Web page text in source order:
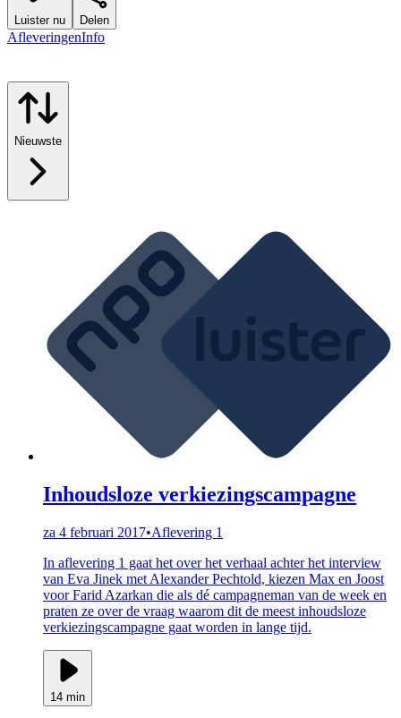
Luister nu Delen
AfleveringenInfo
Nieuwste
Inhoudsloze verkiezingscampagne
za 4 februari 2017•Aflevering 1
In aflevering 1 gaat het over het verhaal achter het interview
van Eva Jinek met Alexander Pechtold, kiezen Max en Joost
voor Farid Azarkan die als dé campagneman van de week en
praten ze over de vraag waarom dit de meest inhoudsloze
verkiezingscampagne gaat worden in lange tijd.
14 min